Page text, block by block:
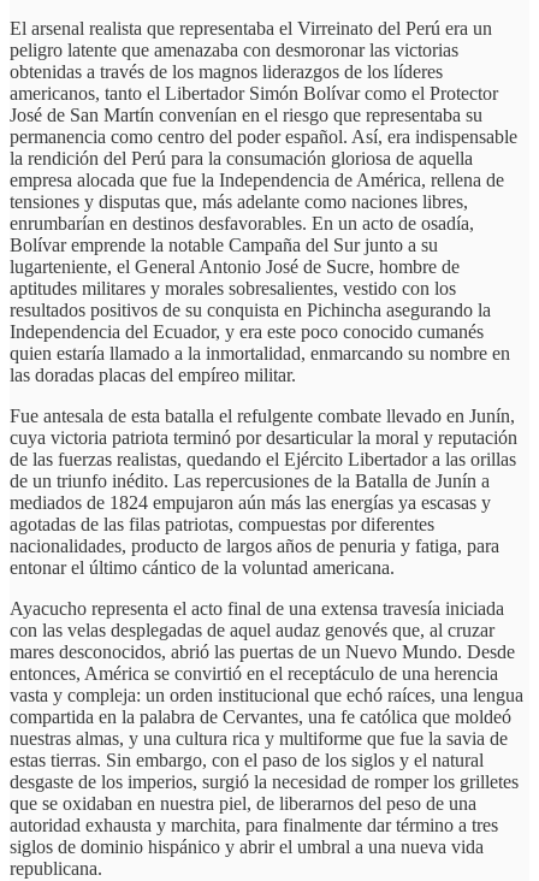
El arsenal realista que representaba el Virreinato del Perú era un
peligro latente que amenazaba con desmoronar las victorias
obtenidas a través de los magnos liderazgos de los líderes
americanos, tanto el Libertador Simón Bolívar como el Protector
José de San Martín convenían en el riesgo que representaba su
permanencia como centro del poder español. Así, era indispensable
la rendición del Perú para la consumación gloriosa de aquella
empresa alocada que fue la Independencia de América, rellena de
tensiones y disputas que, más adelante como naciones libres,
enrumbarían en destinos desfavorables. En un acto de osadía,
Bolívar emprende la notable Campaña del Sur junto a su
lugarteniente, el General Antonio José de Sucre, hombre de
aptitudes militares y morales sobresalientes, vestido con los
resultados positivos de su conquista en Pichincha asegurando la
Independencia del Ecuador, y era este poco conocido cumanés
quien estaría llamado a la inmortalidad, enmarcando su nombre en
las doradas placas del empíreo militar.
Fue antesala de esta batalla el refulgente combate llevado en Junín,
cuya victoria patriota terminó por desarticular la moral y reputación
de las fuerzas realistas, quedando el Ejército Libertador a las orillas
de un triunfo inédito. Las repercusiones de la Batalla de Junín a
mediados de 1824 empujaron aún más las energías ya escasas y
agotadas de las filas patriotas, compuestas por diferentes
nacionalidades, producto de largos años de penuria y fatiga, para
entonar el último cántico de la voluntad americana.
Ayacucho representa el acto final de una extensa travesía iniciada
con las velas desplegadas de aquel audaz genovés que, al cruzar
mares desconocidos, abrió las puertas de un Nuevo Mundo. Desde
entonces, América se convirtió en el receptáculo de una herencia
vasta y compleja: un orden institucional que echó raíces, una lengua
compartida en la palabra de Cervantes, una fe católica que moldeó
nuestras almas, y una cultura rica y multiforme que fue la savia de
estas tierras. Sin embargo, con el paso de los siglos y el natural
desgaste de los imperios, surgió la necesidad de romper los grilletes
que se oxidaban en nuestra piel, de liberarnos del peso de una
autoridad exhausta y marchita, para finalmente dar término a tres
siglos de dominio hispánico y abrir el umbral a una nueva vida
republicana.